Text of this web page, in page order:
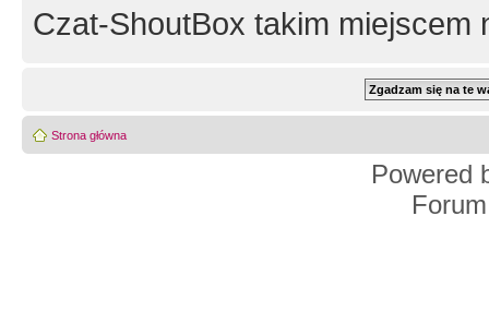
Czat-ShoutBox takim miejscem
Strona główna
Powered